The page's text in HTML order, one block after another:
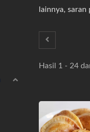
lainnya,
Hasil 1 - 24